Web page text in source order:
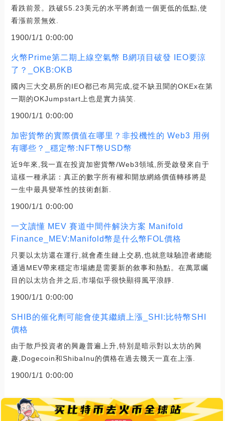
看跌前景。跌破55.23美元的水平將創造一個更低的低點,使
看漲前景無效.
1900/1/1 0:00:00
火幣Prime第二期上線空氣幣 B網項目破發 IEO要涼
了？_OKB:OKB
國內三大交易所的IEO都已布局完成,從不缺丑聞的OKEx在第
一期的OKJumpstart上也是實力搞笑.
1900/1/1 0:00:00
加密貨幣的實際價值在哪里？非投機性的 Web3 用例
有哪些？_穩定幣:NFT幣USD幣
近9年來,我一直在投資加密貨幣/Web3領域,所受啟發來自于
這樣一種承諾：真正的數字所有權和開放網絡價值轉移將是
一生中最具變革性的技術創新.
1900/1/1 0:00:00
一文讀懂 MEV 賽道中間件解決方案 Manifold
Finance_MEV:Manifold幣是什么幣FOL價格
只要以太坊還在運行,就會產生鏈上交易,也就意味驗證者總能
通過MEV帶來穩定市場總是需要新的敘事和熱點。在萬眾矚
目的以太坊合并之后,市場似乎很快顯得風平浪靜.
1900/1/1 0:00:00
SHIB的催化劑可能會使其繼續上漲_SHI:比特幣SHI
價格
由于散戶投資者的興趣普遍上升,特別是暗示對以太坊的興
趣,Dogecoin和ShibaInu的價格在過去幾天一直在上漲.
1900/1/1 0:00:00